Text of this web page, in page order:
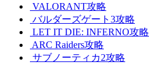
VALORANT攻略
バルダーズゲート3攻略
LET IT DIE: INFERNO攻略
ARC Raiders攻略
サブノーティカ2攻略